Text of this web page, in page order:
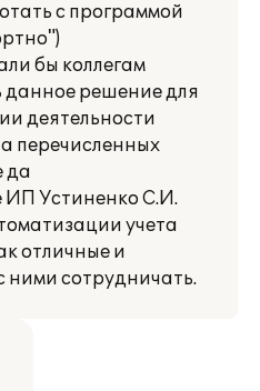
с программой
бы коллегам
данное решение для
деятельности
перечисленных
да
ИП Устиненко С.И.
учета
отличные и
ними сотрудничать.